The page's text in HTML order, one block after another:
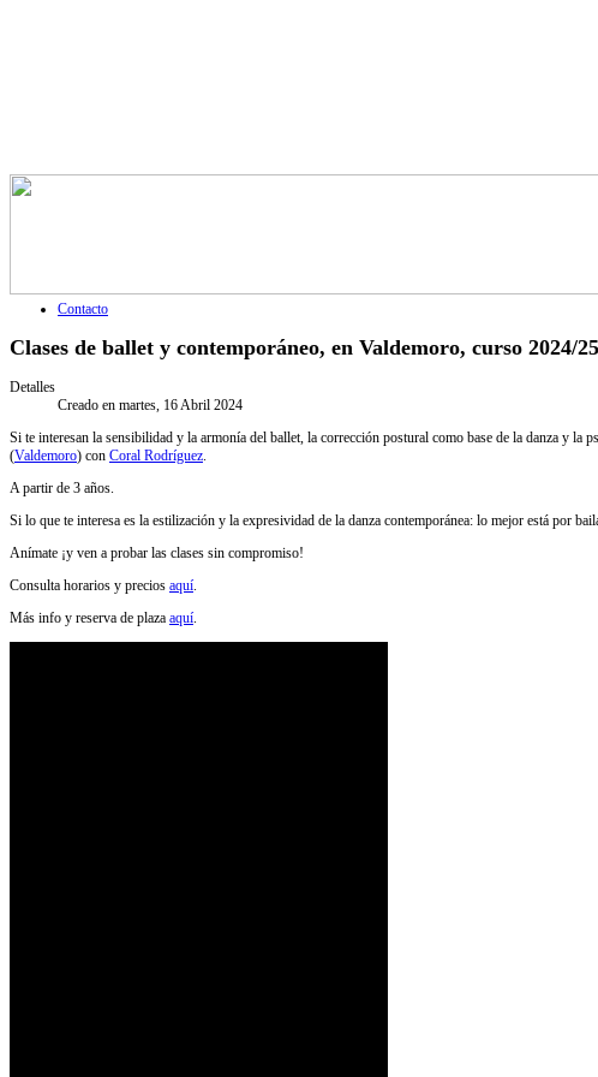
Contacto
Clases de ballet y contemporáneo, en Valdemoro, curso 2024/25
Detalles
Creado en martes, 16 Abril 2024
Si te interesan la sensibilidad y la armonía del ballet, la corrección postural como base de la danza y
(Valdemoro) con Coral Rodríguez.
A partir de 3 años.
Si lo que te interesa es la estilización y la expresividad de la danza contemporánea: lo mejor está por
Anímate ¡y ven a probar las clases sin compromiso!
Consulta horarios y precios aquí.
Más info y reserva de plaza aquí.